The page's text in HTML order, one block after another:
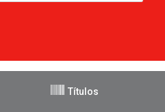
Títulos